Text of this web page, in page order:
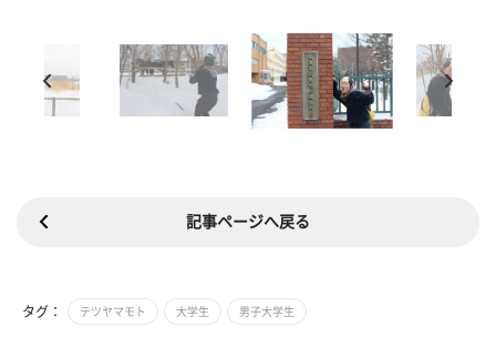
記事ページへ戻る
タグ： テツヤマモト 大学生 男子大学生